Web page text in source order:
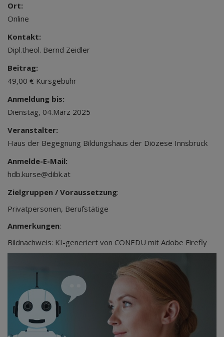
Ort:
Online
Kontakt:
Dipl.theol. Bernd Zeidler
Beitrag:
49,00 € Kursgebühr
Anmeldung bis:
Dienstag, 04.März 2025
Veranstalter:
Haus der Begegnung Bildungshaus der Diözese Innsbruck
Anmelde-E-Mail:
hdb.kurse@dibk.at
Zielgruppen / Voraussetzung:
Privatpersonen, Berufstätige
Anmerkungen:
Bildnachweis: KI-generiert von CONEDU mit Adobe Firefly